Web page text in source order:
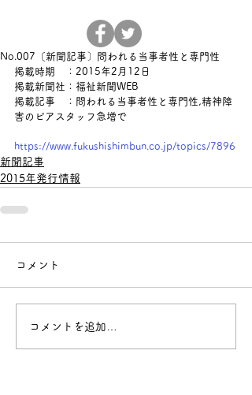
No.007〔新聞記事〕問われる当事者性と専門性
掲載時期　：2015年2月12日
掲載新聞社：福祉新聞WEB
掲載記事　： 問われる当事者性と専門性,精神障
害のピアスタッフ急増で
https://www.fukushishimbun.co.jp/topics/7896
新聞記事
2015年発行情報
コメント
コメントを追加…